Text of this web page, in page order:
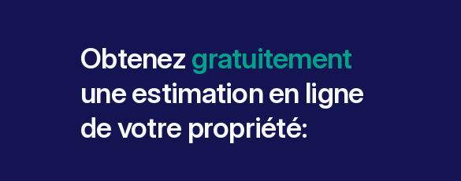
Obtenez gratuitement
une estimation en ligne
de votre propriété: